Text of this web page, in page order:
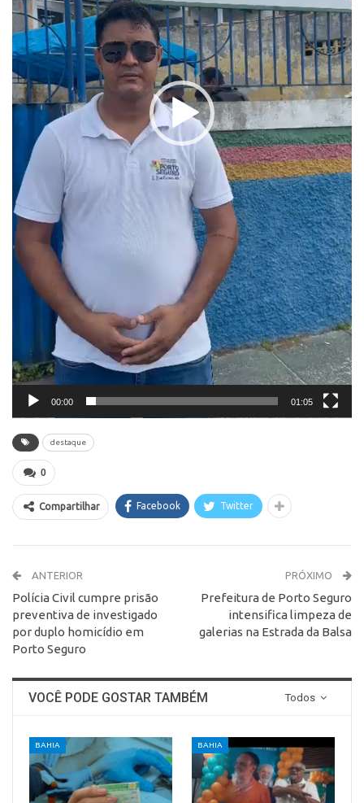
00:00 01:05
destaque
0
Compartilhar Facebook Twitter
ANTERIOR
Polícia Civil cumpre prisão
preventiva de investigado
por duplo homicídio em
Porto Seguro
PRÓXIMO
Prefeitura de Porto Seguro
intensifica limpeza de
galerias na Estrada da Balsa
Todos
VOCÊ PODE GOSTAR TAMBÉM
BAHIA BAHIA